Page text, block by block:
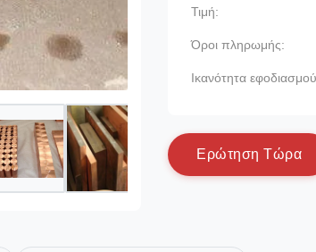
Τιμή:
Όροι πληρωμής:
Ικανότητα
Ερώτηση Τώρα